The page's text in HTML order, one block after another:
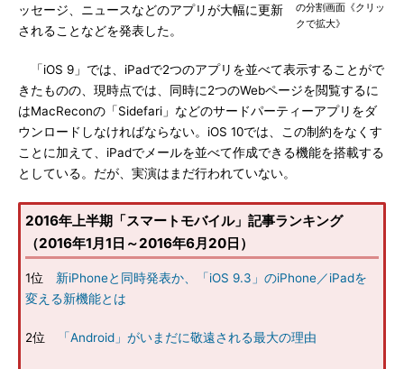
の分割画面《クリッ
クで拡大》
ッセージ、ニュースなどのアプリが大幅に更新
されることなどを発表した。
「iOS 9」では、iPadで2つのアプリを並べて表示することがで
きたものの、現時点では、同時に2つのWebページを閲覧するに
はMacReconの「Sidefari」などのサードパーティーアプリをダ
ウンロードしなければならない。iOS 10では、この制約をなくす
ことに加えて、iPadでメールを並べて作成できる機能を搭載する
としている。だが、実演はまだ行われていない。
2016年上半期「スマートモバイル」記事ランキング
（2016年1月1日～2016年6月20日）
1位 新iPhoneと同時発表か、「iOS 9.3」のiPhone／iPadを
変える新機能とは
2位 「Android」がいまだに敬遠される最大の理由